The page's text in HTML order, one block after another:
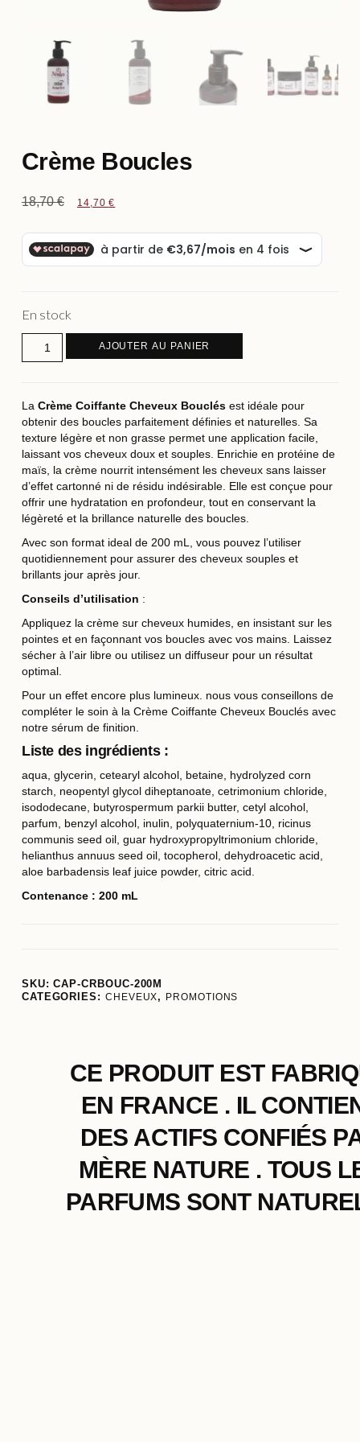
Crème Boucles
18,70€ 14,70€
En stock
AJOUTER AU PANIER
La Crème Coiffante Cheveux Bouclésest idéale pour
obtenir des boucles parfaitement définies et naturelles. Sa
texture légère et non grasse permet une application facile,
laissant vos cheveux doux et souples. Enrichie en protéine de
maïs, la crème nourrit intensément les cheveux sans laisser
d’effet cartonné ni de résidu indésirable. Elle est conçue pour
offrir une hydratation en profondeur, tout en conservant la
légèreté et la brillance naturelle des boucles.
Avec son format ideal de 200 mL, vous pouvez l’utiliser
quotidiennement pour assurer des cheveux souples et
brillants jour après jour.
Conseils d’utilisation :
Appliquez la crème sur cheveux humides, en insistant sur les
pointes et en façonnant vos boucles avec vos mains. Laissez
sécher à l’air libre ou utilisez un diffuseur pour un résultat
optimal.
Pour un effet encore plus lumineux. nous vous conseillons de
compléter le soin à la Crème Coiffante Cheveux Bouclés avec
notre sérum de finition
Liste des ingrédients :
aqua, glycerin, cetearyl alcohol, betaine, hydrolyzed corn
starch, neopentyl glycol diheptanoate, cetrimonium chloride,
isododecane, butyrospermum parkii butter, cetyl alcohol,
parfum, benzyl alcohol, inulin, polyquaternium-10, ricinus
communis seed oil, guar hydroxypropyltrimonium chloride,
helianthus annuus seed oil, tocopherol, dehydroacetic acid,
aloe barbadensis leaf juice powder, citric acid.
Contenance : 200 mL
SKU:CAP-CRBOUC-200M
CATEGORIES: CHEVEUX, PROMOTIONS
CE PRODUIT EST
EN FRANCE . IL
DES ACTIFS CONFIÉS
MÈRE NATURE . TOUS
PARFUMS SONT